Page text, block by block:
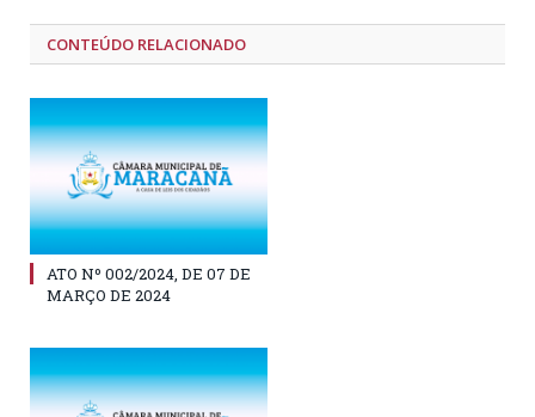
CONTEÚDO RELACIONADO
ATO Nº 002/2024, DE 07 DE
MARÇO DE 2024